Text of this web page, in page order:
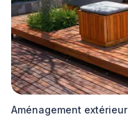
Aménagement